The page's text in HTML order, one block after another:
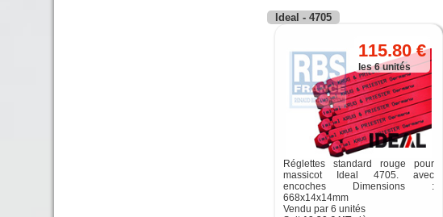
Ideal - 4705
Réglettes standard rouge pour
massicot Ideal 4705. avec
encoches Dimensions :
668x14x14mm
Vendu par 6 unités
115.80 €
les 6 unités